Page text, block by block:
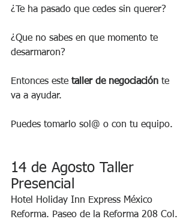
¿Te ha pasado que cedes sin querer?
¿Que no sabes en que momento te
desarmaron?
Entonces este taller de negociación te
va a ayudar.
Puedes tomarlo sol@ o con tu equipo.
14 de Agosto Taller
Presencial
Hotel Holiday Inn Express México
Reforma. Paseo de la Reforma 208 Col.